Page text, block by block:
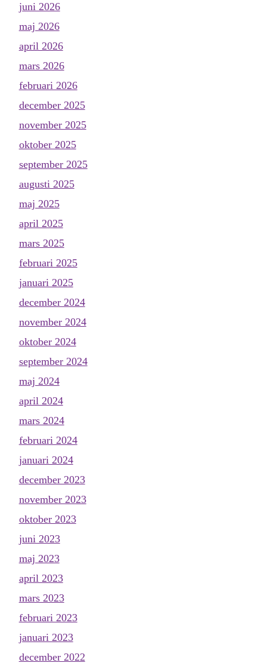
juni 2026
maj 2026
april 2026
mars 2026
februari 2026
december 2025
november 2025
oktober 2025
september 2025
augusti 2025
maj 2025
april 2025
mars 2025
februari 2025
januari 2025
december 2024
november 2024
oktober 2024
september 2024
maj 2024
april 2024
mars 2024
februari 2024
januari 2024
december 2023
november 2023
oktober 2023
juni 2023
maj 2023
april 2023
mars 2023
februari 2023
januari 2023
december 2022